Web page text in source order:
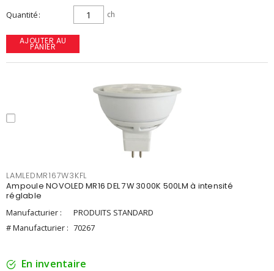
Quantité ch
AJOUTER AU
PANIER
LAMLEDMR167W3KFL
Ampoule NOVOLED MR16 DEL 7W 3000K 500LM à intensité
réglable
Manufacturier :
PRODUITS STANDARD
# Manufacturier : 70267
En inventaire